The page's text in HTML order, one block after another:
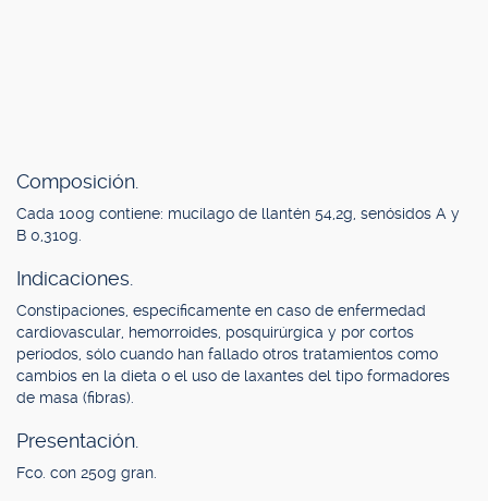
Composición.
Cada 100g contiene: mucílago de llantén 54,2g, senósidos A y
B 0,310g.
Indicaciones.
Constipaciones, específicamente en caso de enfermedad
cardiovascular, hemorroides, posquirúrgica y por cortos
períodos, sólo cuando han fallado otros tratamientos como
cambios en la dieta o el uso de laxantes del tipo formadores
de masa (fibras).
Presentación.
Fco. con 250g gran.